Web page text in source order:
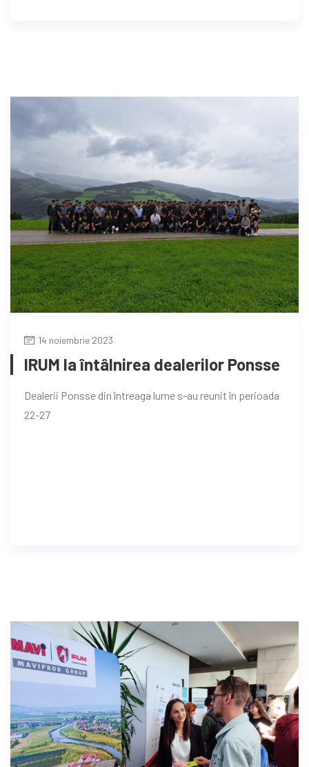
14 noiembrie 2023
IRUM la întâlnirea dealerilor Ponsse
Dealerii Ponsse din întreaga lume s-au reunit în perioada
22-27